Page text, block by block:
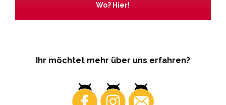
Wo? Hier!
Ihr möchtet mehr über uns erfahren?